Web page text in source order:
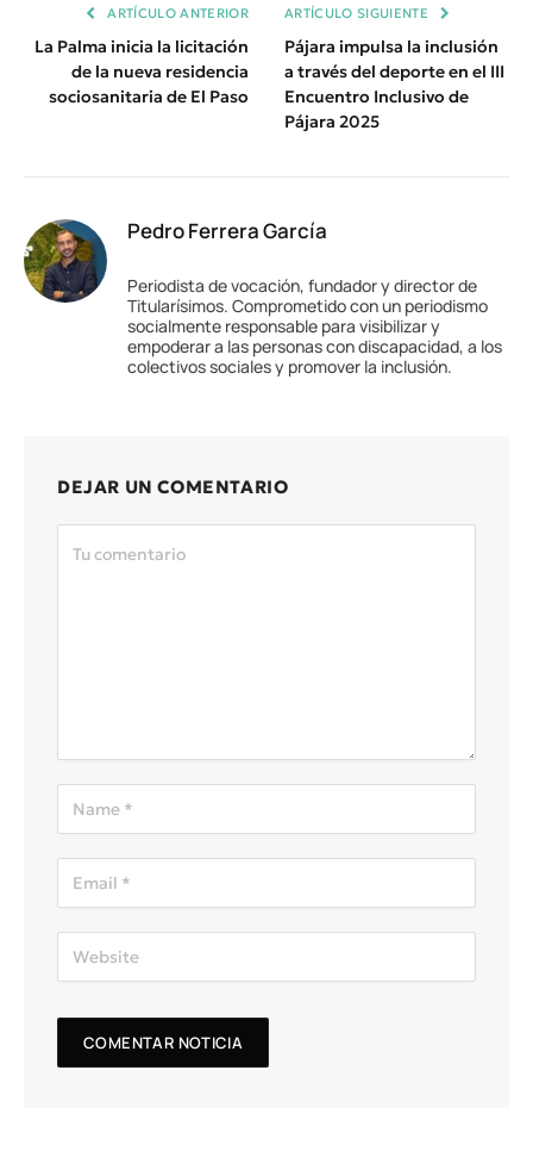
ARTÍCULO ANTERIOR
La Palma inicia la licitación
de la nueva residencia
sociosanitaria de El Paso
ARTÍCULO SIGUIENTE
Pájara impulsa la inclusión
a través del deporte en el III
Encuentro Inclusivo de
Pájara 2025
Pedro Ferrera García
Periodista de vocación, fundador y director de
Titularísimos. Comprometido con un periodismo
socialmente responsable para visibilizar y
empoderar a las personas con discapacidad, a los
colectivos sociales y promover la inclusión.
DEJAR UN COMENTARIO